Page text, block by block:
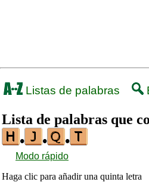
Listas de palabras
Lista de palabras que
•
• •
Modo rápido
Haga clic para añadir una quinta letra